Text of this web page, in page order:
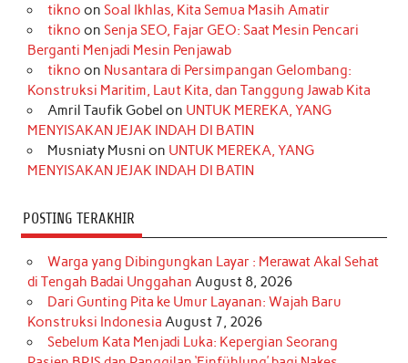
b
o
k
a
r
a
m
o
k
e
r
e
s
t
e
d
I
n
t
r
u
e
tikno on Soal Ikhlas, Kita Semua Masih Amatir
tikno on Senja SEO, Fajar GEO: Saat Mesin Pencari
Berganti Menjadi Mesin Penjawab
tikno on Nusantara di Persimpangan Gelombang:
Konstruksi Maritim, Laut Kita, dan Tanggung Jawab Kita
Amril Taufik Gobel on UNTUK MEREKA, YANG
MENYISAKAN JEJAK INDAH DI BATIN
Musniaty Musni on UNTUK MEREKA, YANG
MENYISAKAN JEJAK INDAH DI BATIN
POSTING TERAKHIR
Warga yang Dibingungkan Layar : Merawat Akal Sehat
di Tengah Badai Unggahan August 8, 2026
Dari Gunting Pita ke Umur Layanan: Wajah Baru
Konstruksi Indonesia August 7, 2026
Sebelum Kata Menjadi Luka: Kepergian Seorang